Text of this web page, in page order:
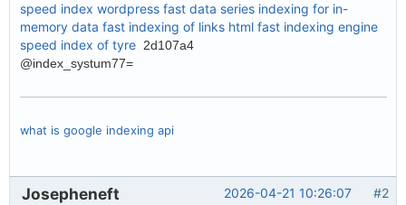
speed index wordpress fast data series indexing for in-
memory data fast indexing of links html fast indexing engine
speed index of tyre 2d107a4
@index_systum77=
what is google indexing api
#2
2026-04-21 10:26:07
Josepheneft